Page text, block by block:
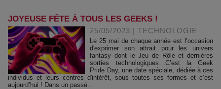
JOYEUSE FÊTE À TOUS LES GEEKS !
25/05/2023 |TECHNOLOGIE
Le 25 mai de chaque année est l’occasion
d'exprimer son attrait pour les univers
fantasy dont le Jeu de Rôle et dernières
sorties technologiques…C’est la Geek
Pride Day, une date spéciale, dédiée à ces
individus et leurs centres d'intérêt, sous toutes ses formes et c’est
aujourd’hui ! Dans un passé...